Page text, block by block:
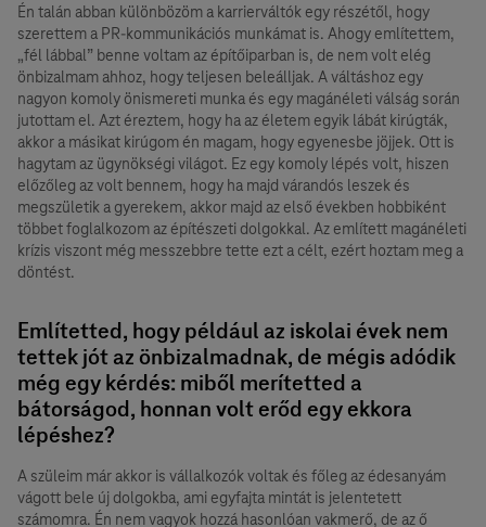
Én talán abban különbözöm a karrierváltók egy részétől, hogy
szerettem a PR-kommunikációs munkámat is. Ahogy említettem,
„fél lábbal” benne voltam az építőiparban is, de nem volt elég
önbizalmam ahhoz, hogy teljesen beleálljak. A váltáshoz egy
nagyon komoly önismereti munka és egy magánéleti válság során
jutottam el. Azt éreztem, hogy ha az életem egyik lábát kirúgták,
akkor a másikat kirúgom én magam, hogy egyenesbe jöjjek. Ott is
hagytam az ügynökségi világot. Ez egy komoly lépés volt, hiszen
előzőleg az volt bennem, hogy ha majd várandós leszek és
megszületik a gyerekem, akkor majd az első években hobbiként
többet foglalkozom az építészeti dolgokkal. Az említett magánéleti
krízis viszont még messzebbre tette ezt a célt, ezért hoztam meg a
döntést.
Említetted, hogy például az iskolai évek nem
tettek jót az önbizalmadnak, de mégis adódik
még egy kérdés: miből merítetted a
bátorságod, honnan volt erőd egy ekkora
lépéshez?
A szüleim már akkor is vállalkozók voltak és főleg az édesanyám
vágott bele új dolgokba, ami egyfajta mintát is jelentetett
számomra. Én nem vagyok hozzá hasonlóan vakmerő, de az ő